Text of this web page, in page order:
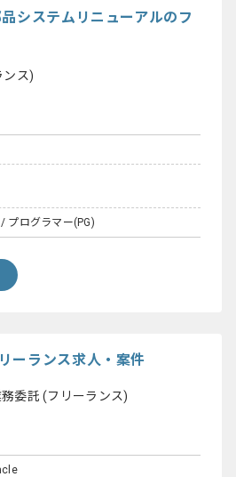
システムリニューアルのフ
ンス)
プログラマー(PG)
ーランス求人・案件
務委託(フリーランス)